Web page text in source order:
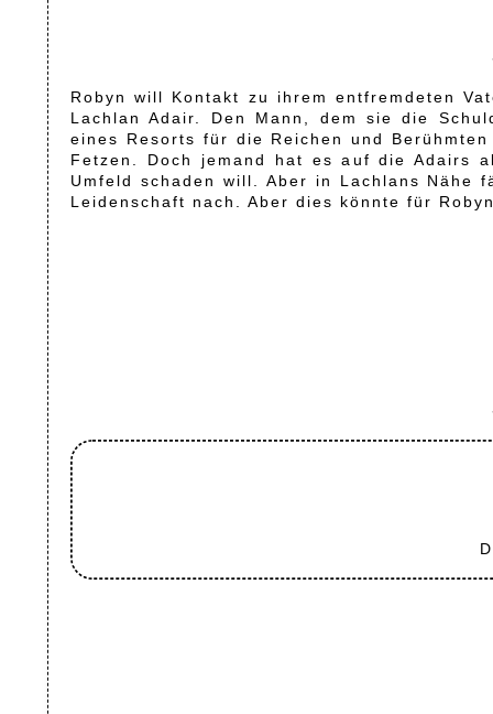
Robyn will Kontakt zu ihrem entfremdeten
Lachlan Adair. Den Mann, dem sie die
eines Resorts für die Reichen und
Fetzen. Doch jemand hat es auf die Adairs
Umfeld schaden will. Aber in Lachlans Nähe
Leidenschaft nach. Aber dies könnte für